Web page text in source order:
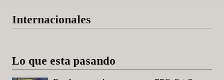
Internacionales
Lo que esta pasando